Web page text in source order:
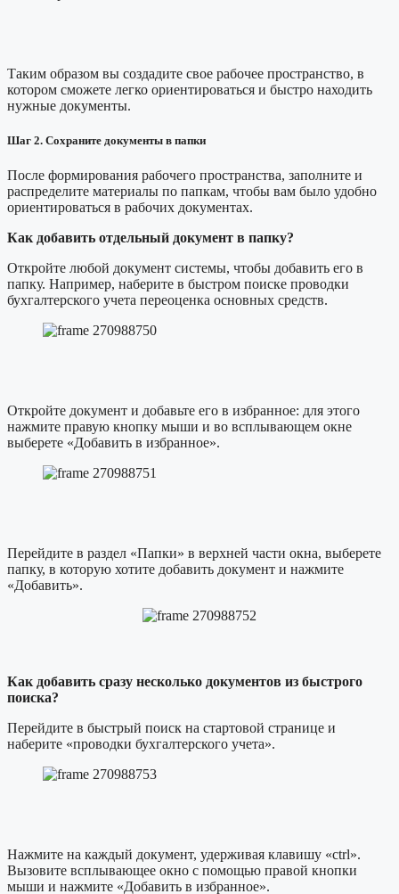
Таким образом вы создадите свое рабочее пространство, в
котором сможете легко ориентироваться и быстро находить
нужные документы.
Шаг 2. Сохраните документы в папки
После формирования рабочего пространства, заполните и
распределите материалы по папкам, чтобы вам было удобно
ориентироваться в рабочих документах.
Как добавить отдельный документ в папку?
Откройте любой документ системы, чтобы добавить его в
папку. Например, наберите в быстром поиске проводки
бухгалтерского учета переоценка основных средств.
Откройте документ и добавьте его в избранное: для этого
нажмите правую кнопку мыши и во всплывающем окне
выберете «Добавить в избранное».
Перейдите в раздел «Папки» в верхней части окна, выберете
папку, в которую хотите добавить документ и нажмите
«Добавить».
Как добавить сразу несколько документов из быстрого
поиска?
Перейдите в быстрый поиск на стартовой странице и
наберите «проводки бухгалтерского учета».
Нажмите на каждый документ, удерживая клавишу «ctrl».
Вызовите всплывающее окно с помощью правой кнопки
мыши и нажмите «Добавить в избранное».